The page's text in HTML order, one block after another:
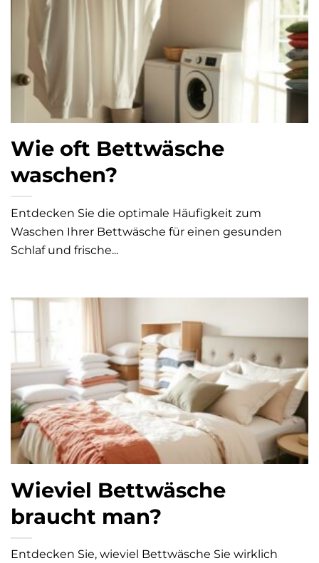
Wie oft Bettwäsche
waschen?
Entdecken Sie die optimale Häufigkeit zum
Waschen Ihrer Bettwäsche für einen gesunden
Schlaf und frische...
Wieviel Bettwäsche
braucht man?
Entdecken Sie, wieviel Bettwäsche Sie wirklich